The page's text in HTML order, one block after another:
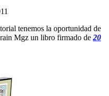
tenemos la oportunidad de
Mgz un libro firmado de 20